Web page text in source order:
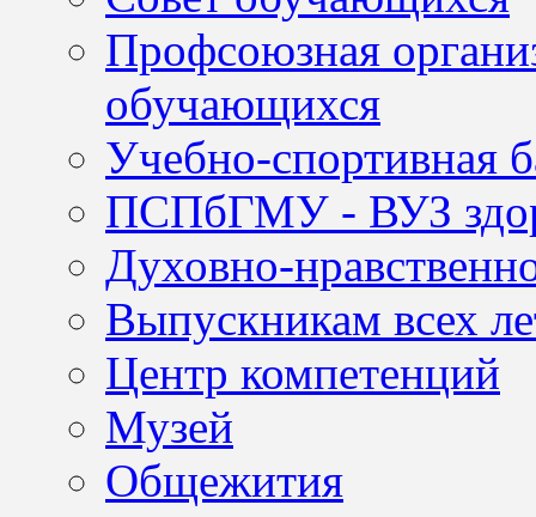
Профсоюзная
обучающихся
Учебно-спортивная
ПСПбГМУ - ВУЗ
Духовно-
Выпускникам всех
Центр компетенций
Музей
Общежития